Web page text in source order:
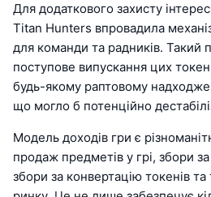
Для додаткового захисту
Titan Hunters впровадила
для команди та радників. Такий
поступове випускання цих
будь-якому раптовому
що могло б потенційно
Модель доходів гри є
продаж предметів у грі, збори
збори за конвертацію токенів та